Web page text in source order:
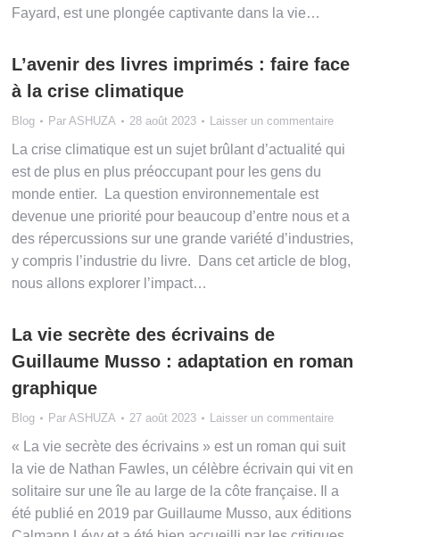
Fayard, est une plongée captivante dans la vie…
L’avenir des livres imprimés : faire face
à la crise climatique
Blog Par ASHUZA 28 août 2023 Laisser un commentaire
La crise climatique est un sujet brûlant d’actualité qui
est de plus en plus préoccupant pour les gens du
monde entier. La question environnementale est
devenue une priorité pour beaucoup d’entre nous et a
des répercussions sur une grande variété d’industries,
y compris l’industrie du livre. Dans cet article de blog,
nous allons explorer l’impact…
La vie secrète des écrivains de
Guillaume Musso : adaptation en roman
graphique
Blog Par ASHUZA 27 août 2023 Laisser un commentaire
« La vie secrète des écrivains » est un roman qui suit
la vie de Nathan Fawles, un célèbre écrivain qui vit en
solitaire sur une île au large de la côte française. Il a
été publié en 2019 par Guillaume Musso, aux éditions